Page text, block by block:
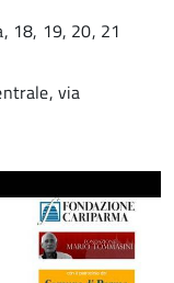
18, 19, 20, 21
via